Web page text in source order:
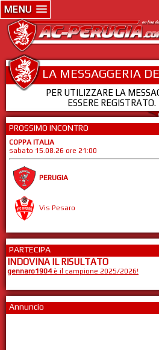
MENU
LA MESSAGGERIA
PER UTILIZZARE LA
ESSERE REGISTRATO.
PROSSIMO INCONTRO
COPPA ITALIA
sabato 15.08.26 ore 21:00
PERUGIA
Vis Pesaro
PARTECIPA
INDOVINA IL RISULTATO
gennaro1904è il campione 2025/2026!
Annuncio